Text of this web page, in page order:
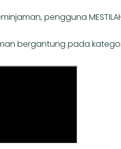
pengguna
bergantung pada